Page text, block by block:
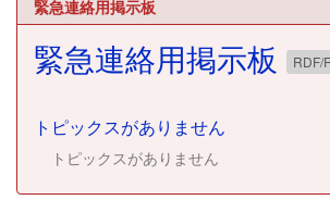
緊急連絡用掲示板
緊急連絡用掲示板 RDF/
トピックスがありません
トピックスがありません